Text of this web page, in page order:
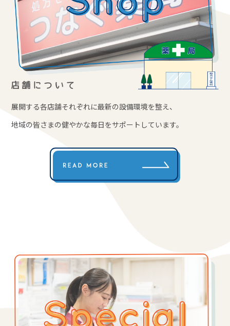
展開する各店舗それぞれに最新の設備環境を整え、
地域の皆さまの健やかな毎日をサポートしています。